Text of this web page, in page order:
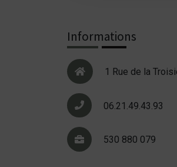
Informations
1 Rue de la
06.21.49.43.93
530 880 079